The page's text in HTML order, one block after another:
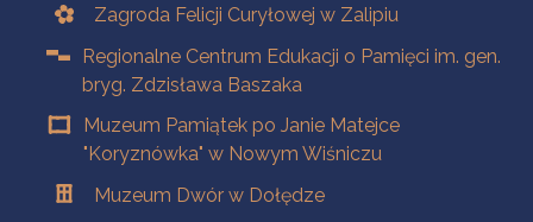
Zagroda Felicji Curyłowej w Zalipiu
Regionalne Centrum Edukacji o Pamięci im. gen.
bryg. Zdzisława Baszaka
Muzeum Pamiątek po Janie Matejce
"Koryznówka" w Nowym Wiśniczu
Muzeum Dwór w Dołędze